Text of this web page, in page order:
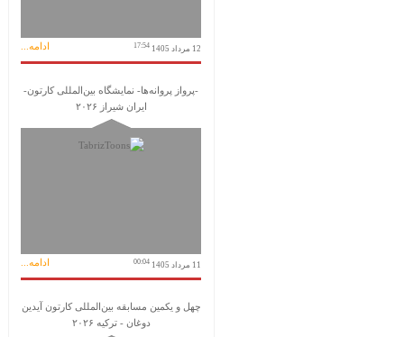
12 مرداد 1405 17:54 ادامه...
-پرواز پروانه‌ها- نمایشگاه بین‌المللی کارتون-
ایران شیراز ۲۰۲۶
11 مرداد 1405 00:04 ادامه...
چهل و یکمین مسابقه بین‌المللی کارتون آیدین
دوغان - ترکیه ۲۰۲۶